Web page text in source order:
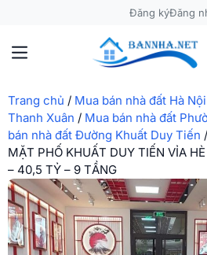
Đăng kýĐăng
Trang chủ / Mua bán nhà đất Hà Nội
Thanh Xuân / Mua bán nhà đất
bán nhà đất Đường Khuất Duy Tiến /
MẶT PHỐ KHUẤT DUY TIẾN VỈA
– 40,5 TỶ – 9 TẦNG